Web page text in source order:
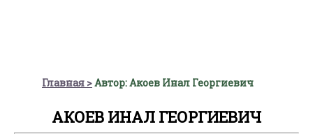
Главная Автор: Акоев Инал Георгиевич
АКОЕВ ИНАЛ ГЕОРГИЕВИЧ